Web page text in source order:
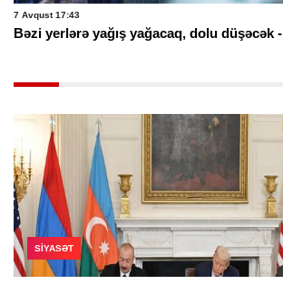
7 Avqust 17:43
Bəzi yerlərə yağış yağacaq, dolu düşəcək -
SIYASƏT